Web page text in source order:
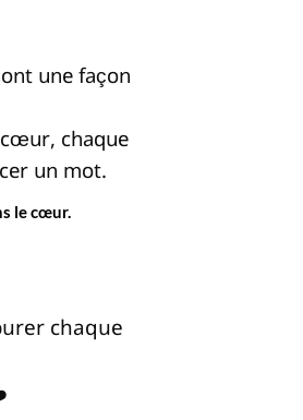
une façon
chaque
un mot.
le cœur.
chaque